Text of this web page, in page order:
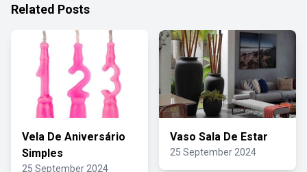
Related Posts
Vela De Aniversário
Simples
25 September 2024
Vaso Sala De Estar
25 September 2024